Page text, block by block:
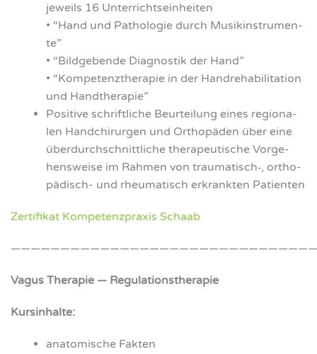
jeweils 16 Unter­richts­ein­hei­ten
• “Hand und Patho­lo­gie durch Musik­in­stru­men­
te”
• “Bild­ge­ben­de Dia­gnos­tik der Hand”
• “Kom­pe­tenz­the­ra­pie in der Handreha­bi­li­ta­ti­on
und Hand­the­ra­pie”
Posi­ti­ve schrift­li­che Beur­tei­lung eines regio­na­
len Hand­chir­ur­gen und Ortho­pä­den über eine
über­durch­schnitt­li­che the­ra­peu­ti­sche Vor­ge­
hens­wei­se im Rah­men von traumatisch‑, ortho­
pä­disch- und rheu­ma­tisch erkrank­ten Pati­en­ten
Zer­ti­fi­kat Kom­pe­tenz­pra­xis Schaab
Vagus The­ra­pie — Regu­la­ti­ons­the­ra­pie
Kurs­in­hal­te:
ana­to­mi­sche Fak­ten